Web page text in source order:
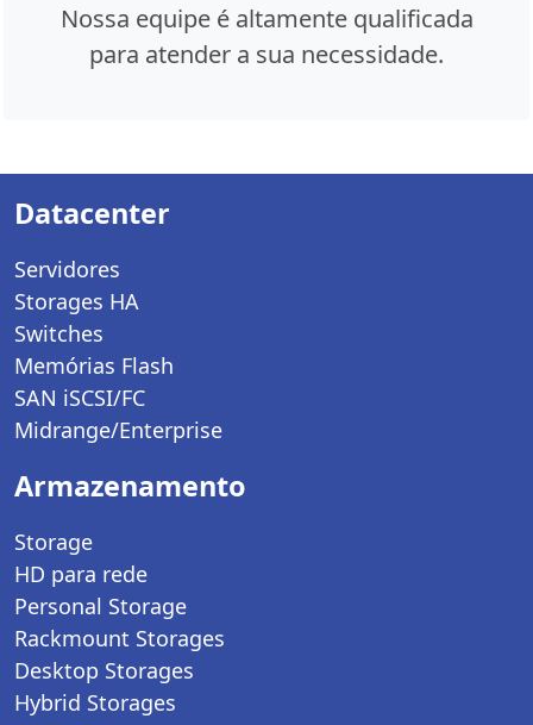
Nossa equipe é altamente qualificada
para atender a sua necessidade.
Datacenter
Servidores
Storages HA
Switches
Memórias Flash
SAN iSCSI/FC
Midrange/Enterprise
Armazenamento
Storage
HD para rede
Personal Storage
Rackmount Storages
Desktop Storages
Hybrid Storages